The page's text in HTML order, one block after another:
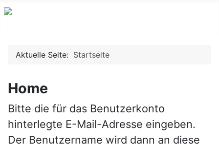
Aktuelle Seite: Startseite
Home
Bitte die für das Benutzerkonto
hinterlegte E-Mail-Adresse eingeben.
Der Benutzername wird dann an diese